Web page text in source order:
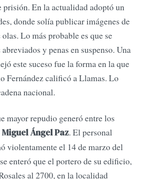
prisión. En la actualidad adoptó un
donde solía publicar imágenes de
Lo más probable es que se
y penas en suspenso. Una
este suceso fue la forma en la que
Fernández calificó a Llamas. Lo
nacional.
mayor repudio generó entre los
Miguel Ángel Paz. El personal
violentamente el 14 de marzo del
enteró que el portero de su edificio,
al 2700, en la localidad